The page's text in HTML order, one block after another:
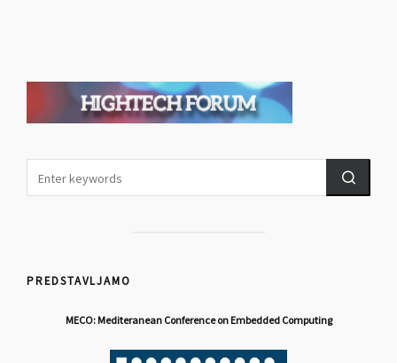
PREDSTAVLJAMO
MECO: Mediteranean Conference on Embedded Computing